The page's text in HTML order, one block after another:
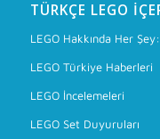
TÜRKÇE LEGO
LEGO Hakkında Her
LEGO Türkiye Haberleri
LEGO İncelemeleri
LEGO Set Duyuruları